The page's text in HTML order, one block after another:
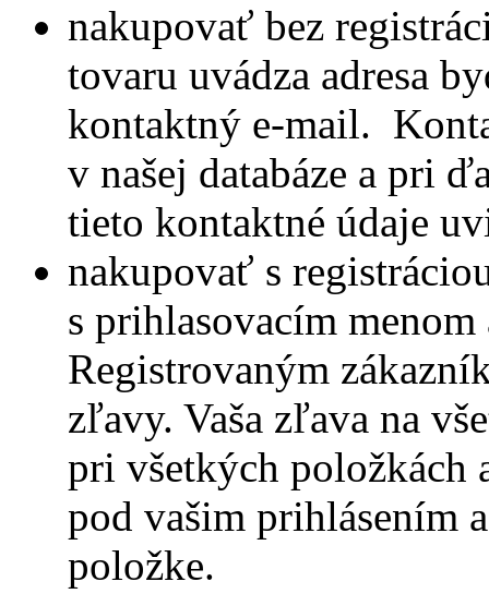
nakupovať bez
tovaru uvádza adresa
kontaktný e-mail.
v našej databáze a pri
tieto kontaktné údaje
nakupovať s
s prihlasovacím
Registrovaným
zľavy. Vaša zľava na
pri všetkých položkách
pod vašim prihlásením
položke.